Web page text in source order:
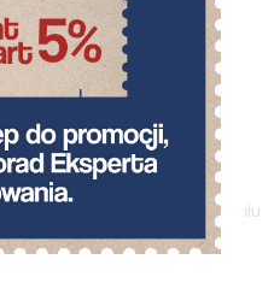
pewność, że do środka
się też idealnie podczas
Przy wykorzystaniu
na przykład zabezpieczyć
zniszczeniem czy